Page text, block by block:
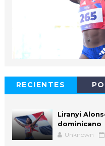
RECIENTES
Liranyi
dominicano
Unknown